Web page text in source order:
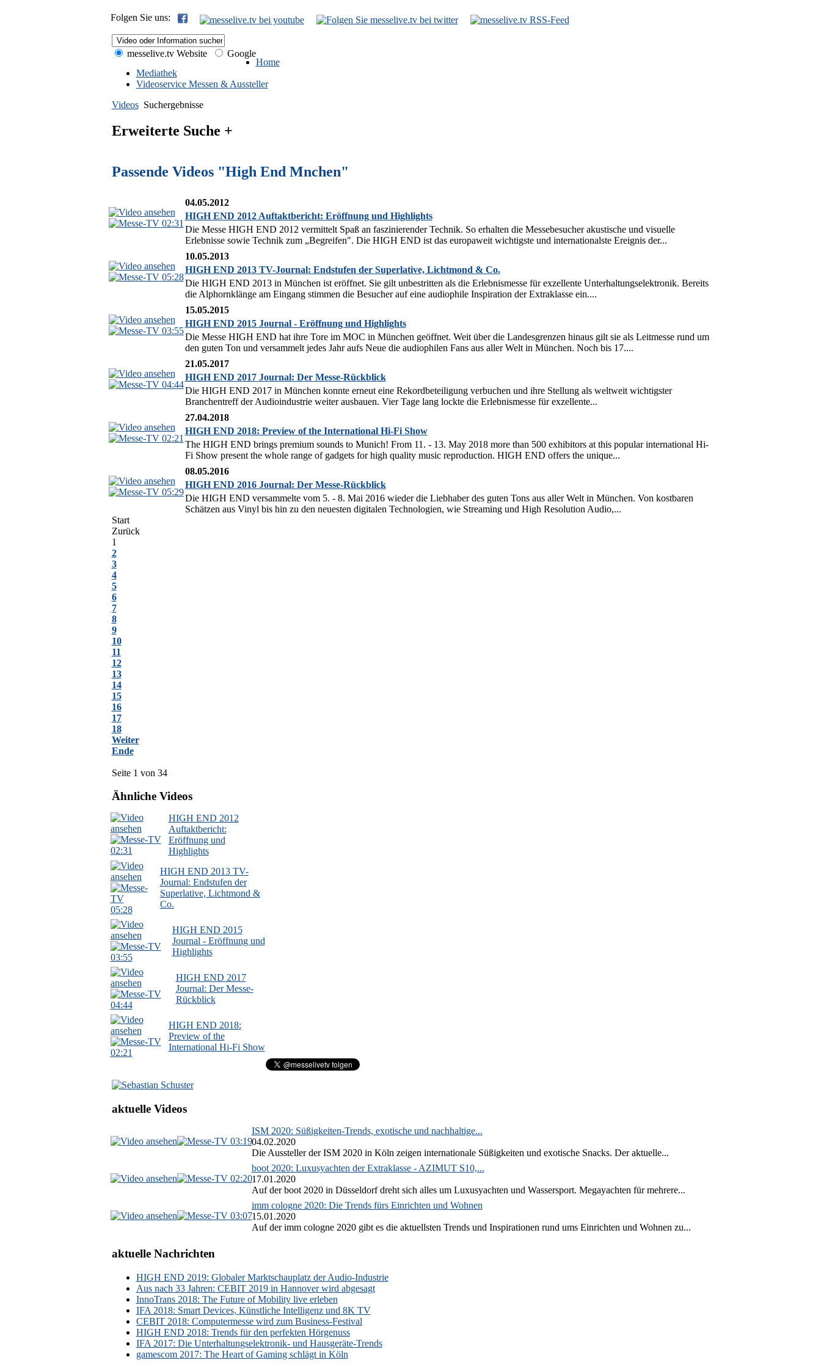
Folgen Sie uns:
messelive.tv Website
Google
Home
Mediathek
Videoservice Messen & Aussteller
Videos Suchergebnisse
Erweiterte Suche +
Passende Videos "High End Mnchen"
02:31
04.05.2012
HIGH END 2012 Auftaktbericht: Eröffnung und Highlights
Die Messe HIGH END 2012 vermittelt Spaß an faszinierender Technik. So erhalten die Messebesucher akustische und visuelle
Erlebnisse sowie Technik zum „Begreifen". Die HIGH END ist das europaweit wichtigste und internationalste Ereignis der...
05:28
10.05.2013
HIGH END 2013 TV-Journal: Endstufen der Superlative, Lichtmond & Co.
Die HIGH END 2013 in München ist eröffnet. Sie gilt unbestritten als die Erlebnismesse für exzellente Unterhaltungselektronik. Bereits
die Alphornklänge am Eingang stimmen die Besucher auf eine audiophile Inspiration der Extraklasse ein....
03:55
15.05.2015
HIGH END 2015 Journal - Eröffnung und Highlights
Die Messe HIGH END hat ihre Tore im MOC in München geöffnet. Weit über die Landesgrenzen hinaus gilt sie als Leitmesse rund um
den guten Ton und versammelt jedes Jahr aufs Neue die audiophilen Fans aus aller Welt in München. Noch bis 17....
04:44
21.05.2017
HIGH END 2017 Journal: Der Messe-Rückblick
Die HIGH END 2017 in München konnte erneut eine Rekordbeteiligung verbuchen und ihre Stellung als weltweit wichtigster
Branchentreff der Audioindustrie weiter ausbauen. Vier Tage lang lockte die Erlebnismesse für exzellente...
02:21
27.04.2018
HIGH END 2018: Preview of the International Hi-Fi Show
The HIGH END brings premium sounds to Munich! From 11. - 13. May 2018 more than 500 exhibitors at this popular international Hi-
Fi Show present the whole range of gadgets for high quality music reproduction. HIGH END offers the unique...
05:29
08.05.2016
HIGH END 2016 Journal: Der Messe-Rückblick
Die HIGH END versammelte vom 5. - 8. Mai 2016 wieder die Liebhaber des guten Tons aus aller Welt in München. Von kostbaren
Schätzen aus Vinyl bis hin zu den neuesten digitalen Technologien, wie Streaming und High Resolution Audio,...
Start
Zurück
1
2
3
4
5
6
7
8
9
10
11
12
13
14
15
16
17
18
Weiter
Ende
Seite 1 von 34
Ähnliche Videos
02:31
HIGH END 2012
Auftaktbericht:
Eröffnung und
Highlights
05:28
HIGH END 2013 TV-
Journal: Endstufen der
Superlative, Lichtmond &
Co.
03:55
HIGH END 2015
Journal - Eröffnung und
Highlights
04:44
HIGH END 2017
Journal: Der Messe-
Rückblick
02:21
HIGH END 2018:
Preview of the
International Hi-Fi Show
aktuelle Videos
03:19
ISM 2020: Süßigkeiten-Trends, exotische und nachhaltige...
04.02.2020
Die Aussteller der ISM 2020 in Köln zeigen internationale Süßigkeiten und exotische Snacks. Der aktuelle...
02:20
boot 2020: Luxusyachten der Extraklasse - AZIMUT S10,...
17.01.2020
Auf der boot 2020 in Düsseldorf dreht sich alles um Luxusyachten und Wassersport. Megayachten für mehrere...
03:07
imm cologne 2020: Die Trends fürs Einrichten und Wohnen
15.01.2020
Auf der imm cologne 2020 gibt es die aktuellsten Trends und Inspirationen rund ums Einrichten und Wohnen zu...
aktuelle Nachrichten
HIGH END 2019: Globaler Marktschauplatz der Audio-Industrie
Aus nach 33 Jahren: CEBIT 2019 in Hannover wird abgesagt
InnoTrans 2018: The Future of Mobility live erleben
IFA 2018: Smart Devices, Künstliche Intelligenz und 8K TV
CEBIT 2018: Computermesse wird zum Business-Festival
HIGH END 2018: Trends für den perfekten Hörgenuss
IFA 2017: Die Unterhaltungselektronik- und Hausgeräte-Trends
gamescom 2017: The Heart of Gaming schlägt in Köln